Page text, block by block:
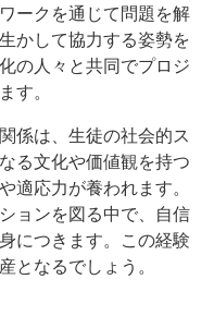
ークを通じて問題を解
かして協力する姿勢を
の人々と共同でプロジ
す。
係は、生徒の社会的ス
る文化や価値観を持つ
適応力が養われます。
ョンを図る中で、自信
につきます。この経験
となるでしょう。